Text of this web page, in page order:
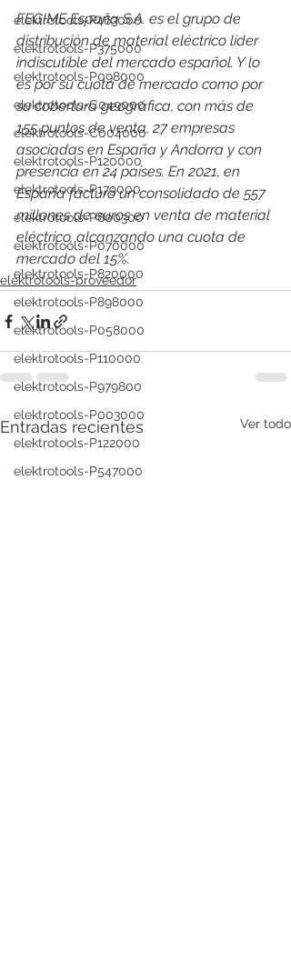
elektrotools-P463000
elektrotools-P375000
elektrotools-P098000
elektrotools-C049000
elektrotools-C004000
elektrotools-P120000
elektrotools-P179000
elektrotools-P800300
elektrotools-P070000
elektrotools-P820000
elektrotools-P898000
elektrotools-P058000
elektrotools-P110000
elektrotools-P979800
elektrotools-P003000
elektrotools-P122000
elektrotools-P547000
FEGIME España S.A. es el grupo de
distribución de material eléctrico líder
indiscutible del mercado español. Y lo
es por su cuota de mercado como por
su cobertura geográfica, con más de
155 puntos de venta, 27 empresas
asociadas en España y Andorra y con
presencia en 24 países. En 2021, en
España facturó un consolidado de 557
millones de euros en venta de material
eléctrico, alcanzando una cuota de
mercado del 15%.
elektrotools-proveedor
Entradas recientes Ver todo